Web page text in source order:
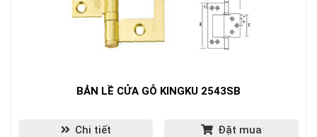
BẢN LỀ CỬA GỖ KINGKU 2543SB
Chi tiết Đặt mua